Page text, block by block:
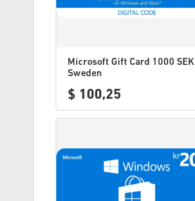
Microsoft Gift Card 1000 SEK
Sweden
$ 100,25